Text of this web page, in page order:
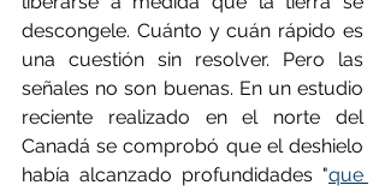
descongele. Cuánto y cuán rápido es
una cuestión sin resolver. Pero las
señales no son buenas. En un estudio
reciente realizado en el norte del
Canadá se comprobó que el deshielo
había alcanzado profundidades "que